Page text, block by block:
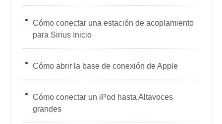
Cómo conectar una estación de acoplamiento
para Sirius Inicio
Cómo abrir la base de conexión de Apple
Cómo conectar un iPod hasta Altavoces
grandes